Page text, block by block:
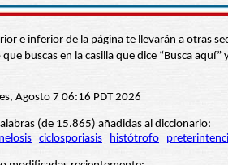
e inferior de la página te llevarán a otras
buscas en la casilla que dice “Busca
Agosto 7 06:16 PDT 2026
(de 15.865) añadidas al diccionario:
ciclosporiasis histótrofo